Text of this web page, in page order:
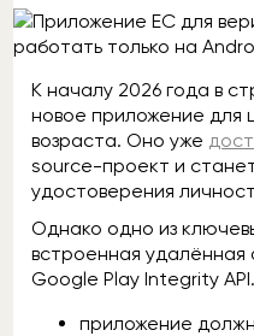
К началу 2026 года в
новое приложение для
возраста. Оно уже
source-проект и
удостоверения
Однако одно из
встроенная
Google Play Integrity
приложение